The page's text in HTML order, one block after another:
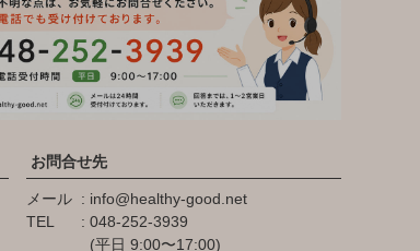
お問合せ先
メール
info@healthy-good.net
TEL
048-252-3939
(平日 9:00〜17:00)